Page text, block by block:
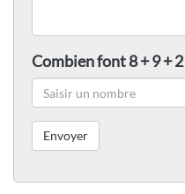
Combien font 8 + 9 + 2